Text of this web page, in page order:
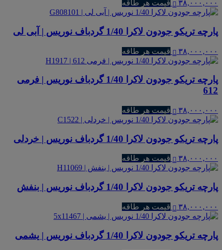
۳۸,۰۰۰,۰۰۰ قیمت هر طاقه
پارچه تریکو جودون لاکرا 1/40 گردباف نوریس | آبی لی
۳۸,۰۰۰,۰۰۰ قیمت هر طاقه
پارچه تریکو جودون لاکرا 1/40 گردباف نوریس | فرمی
612
۳۸,۰۰۰,۰۰۰ قیمت هر طاقه
پارچه تریکو جودون لاکرا 1/40 گردباف نوریس | خردلی
۳۸,۰۰۰,۰۰۰ قیمت هر طاقه
پارچه تریکو جودون لاکرا 1/40 گردباف نوریس | بنفش
۳۸,۰۰۰,۰۰۰ قیمت هر طاقه
پارچه تریکو جودون لاکرا 1/40 گردباف نوریس | یشمی